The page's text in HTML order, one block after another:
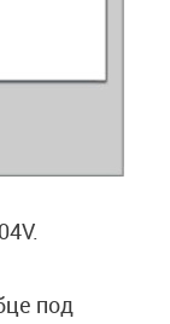
под